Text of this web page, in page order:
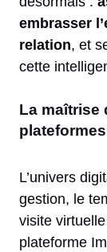
embrasser
relation, et
cette
La maîtrise
L’univers
gestion, le
visite virtuelle
plateforme